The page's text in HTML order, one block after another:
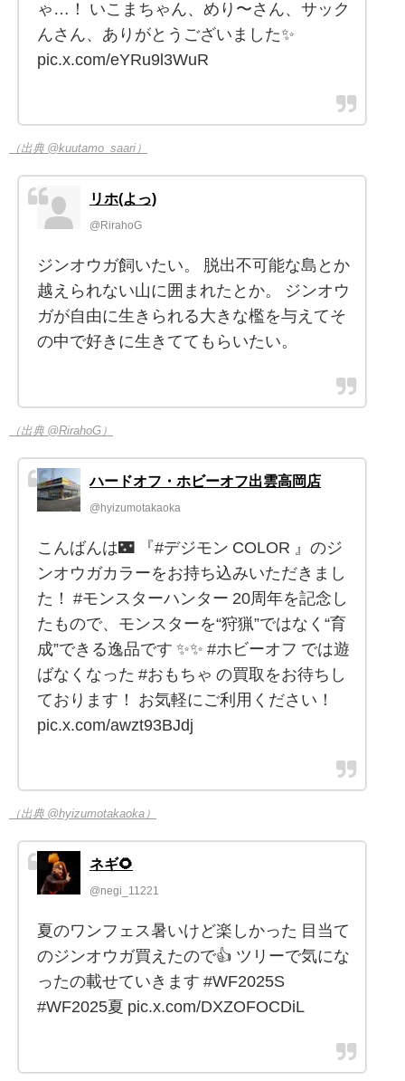
ゃ…！ いこまちゃん、めり〜さん、サック
んさん、ありがとうございました✨
pic.x.com/eYRu9l3WuR
（出典 @kuutamo_saari）
リホ(よっ)
@RirahoG
ジンオウガ飼いたい。 脱出不可能な島とか
越えられない山に囲まれたとか。 ジンオウ
ガが自由に生きられる大きな檻を与えてそ
の中で好きに生きててもらいたい。
（出典 @RirahoG）
ハードオフ・ホビーオフ出雲高岡店
@hyizumotakaoka
こんばんは🌃 『#デジモン COLOR 』のジ
ンオウガカラーをお持ち込みいただきまし
た！ #モンスターハンター 20周年を記念し
たもので、モンスターを“狩猟”ではなく“育
成”できる逸品です ✨✨ #ホビーオフ では遊
ばなくなった #おもちゃ の買取をお待ちし
ております！ お気軽にご利用ください！
pic.x.com/awzt93BJdj
（出典 @hyizumotakaoka）
ネギ🌻
@negi_11221
夏のワンフェス暑いけど楽しかった 目当て
のジンオウガ買えたので👍️ ツリーで気にな
ったの載せていきます #WF2025S
#WF2025夏 pic.x.com/DXZOFOCDiL